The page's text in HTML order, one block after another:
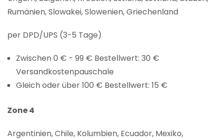
Rumänien, Slowakei, Slowenien, Griechenland
per DPD/UPS (3-5 Tage)
Zwischen 0 € - 99 € Bestellwert: 30 €
Versandkostenpauschale
Gleich oder über 100 € Bestellwert: 15 €
Zone 4
Argentinien, Chile, Kolumbien, Ecuador, Mexiko,